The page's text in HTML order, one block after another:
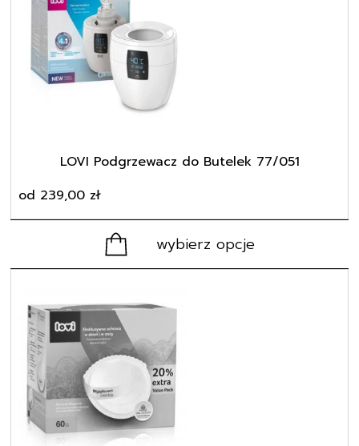
LOVI Podgrzewacz do Butelek 77/051
od 239,00 zł
wybierz opcje
wiele
wariantów.
Opcje
można